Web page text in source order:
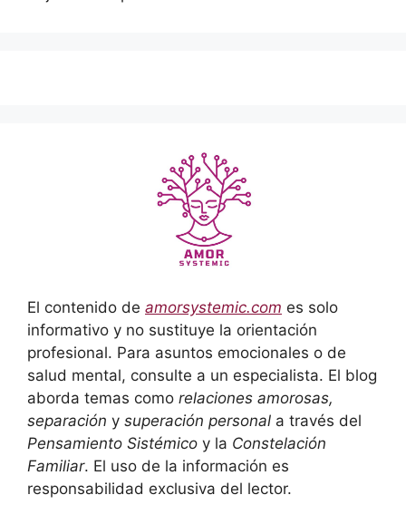
El contenido de amorsystemic.com es solo
informativo y no sustituye la orientación
profesional. Para asuntos emocionales o de
salud mental, consulte a un especialista. El blog
aborda temas como relaciones amorosas,
separación y superación personal a través del
Pensamiento Sistémico y la Constelación
Familiar. El uso de la información es
responsabilidad exclusiva del lector.